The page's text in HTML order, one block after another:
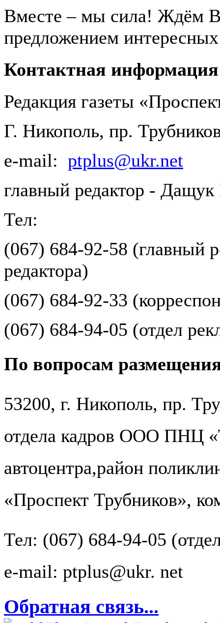
Вместе – мы сила! Ждём
предложением
Контактная
Редакция газеты
Г. Никополь, пр.
e-mail: ptplus@ukr.net
главный редактор -
Тел:
(067) 684-92-58 (главный
редактора)
(067) 684-92-33
(067) 684-94-05 (отдел
По вопросам
53200, г. Никополь, пр.
отдела кадров ООО ПНЦ
автоцентра,район
«Проспект Трубников»,
Тел: (067) 684-94-05
e-mail: ptplus@ukr. net
Обратная связь...